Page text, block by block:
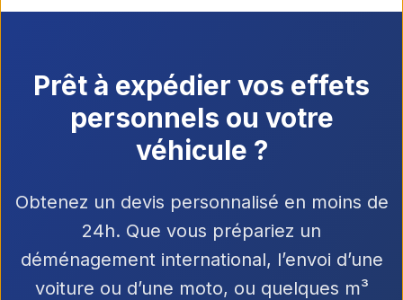
Prêt à expédier vos effets
personnels ou votre
véhicule ?
Obtenez un devis personnalisé en moins de
24h. Que vous prépariez un
déménagement international, l’envoi d’une
voiture ou d’une moto, ou quelques m³